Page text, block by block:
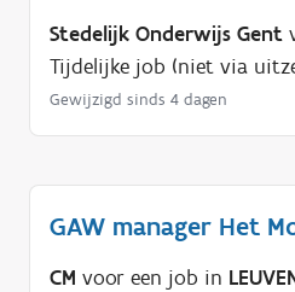
Stedelijk Onderwijs Gent
Tijdelijke job (niet via
Gewijzigd sinds 4 dagen
GAW manager Het
CM voor een job in